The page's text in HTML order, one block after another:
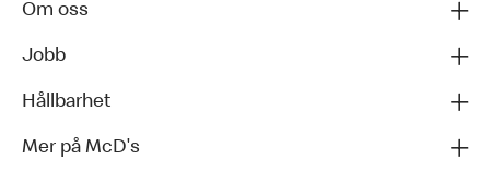
Om oss
Jobb
Hållbarhet
Mer på McD's